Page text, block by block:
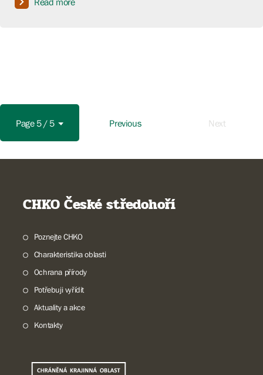
Page 5 / 5 Previous Next
CHKO České středohoří
Poznejte CHKO
Charakteristika oblasti
Ochrana přírody
Potřebuji vyřídit
Aktuality a akce
Kontakty